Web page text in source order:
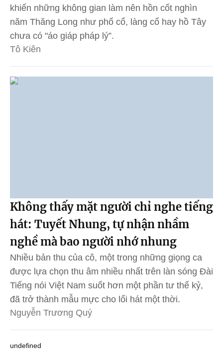
khiến những không gian làm nên hồn cốt nghìn
năm Thăng Long như phố cổ, làng cổ hay hồ Tây
chưa có "áo giáp pháp lý”.
Tô Kiên
Không thấy mặt người chỉ nghe tiếng
hát: Tuyết Nhung, tự nhận nhầm
nghề mà bao người nhớ nhung
Nhiều bản thu của cô, một trong những giọng ca
được lựa chọn thu âm nhiều nhất trên làn sóng Đài
Tiếng nói Việt Nam suốt hơn một phần tư thế kỷ,
đã trở thành mẫu mực cho lối hát một thời.
Nguyễn Trương Quý
undefined